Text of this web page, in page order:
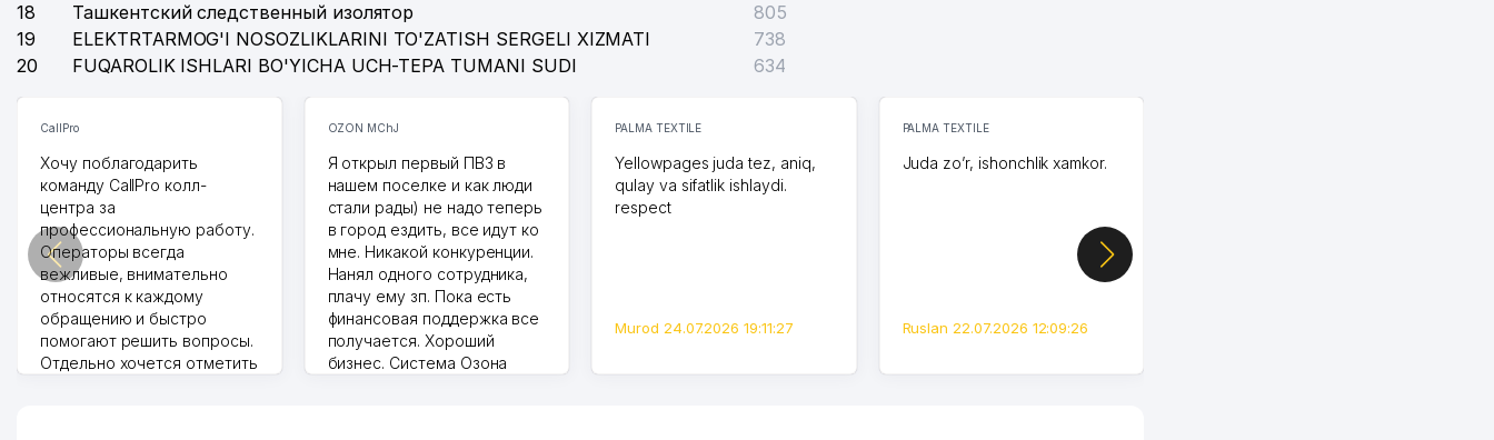
18
Ташкентский следственный изолятор
805
19
ELEKTRTARMOG'I NOSOZLIKLARINI TO'ZATISH SERGELI XIZMATI
738
20
FUQAROLIK ISHLARI BO'YICHA UCH-TEPA TUMANI SUDI 634
CallPro
Хочу поблагодарить
команду CallPro колл-
центра за
профессиональную работу.
Операторы всегда
вежливые, внимательно
относятся к каждому
обращению и быстро
помогают решить вопросы.
Отдельно хочется отметить
OZON MChJ
Я открыл первый ПВЗ в
нашем поселке и как люди
стали рады) не надо теперь
в город ездить, все идут ко
мне. Никакой конкуренции.
Нанял одного сотрудника,
плачу ему зп. Пока есть
финансовая поддержка все
получается. Хороший
бизнес. Система Озона
PALMA TEXTILE
Yellowpages juda tez, aniq,
qulay va sifatlik ishlaydi.
respect
Murod 24.07.2026 19:11:27
PALMA TEXTILE
Juda zo’r, ishonchlik xamkor.
Ruslan 22.07.2026 12:09:26